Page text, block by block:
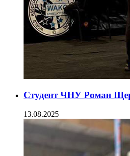
Студент ЧНУ Роман
13.08.2025